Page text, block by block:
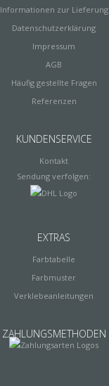
Informationen zur Lieferung
Datenschutzerklärung
Impressum
AGB
Häufig gestellte Fragen
Referenzen
KUNDENSERVICE
Kontakt
Sendung verfolgen:
EXTRAS
Farbtabelle
Farbmuster
Verklebeanleitungen
ZAHLUNGSMETHODEN